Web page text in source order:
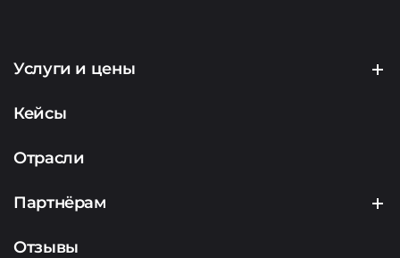
Услуги и цены
Создание сайтов
Продвижение сайтов
Контекстная реклама
Маркетинг
Партнёрам
Партнерская программа
Кейсы
Отрасли
Отзывы